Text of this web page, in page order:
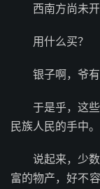
西南方尚未
用什么买？
银子啊，爷有
于是乎，这
民族人民的手中。
说起来，少
富的物产，好不